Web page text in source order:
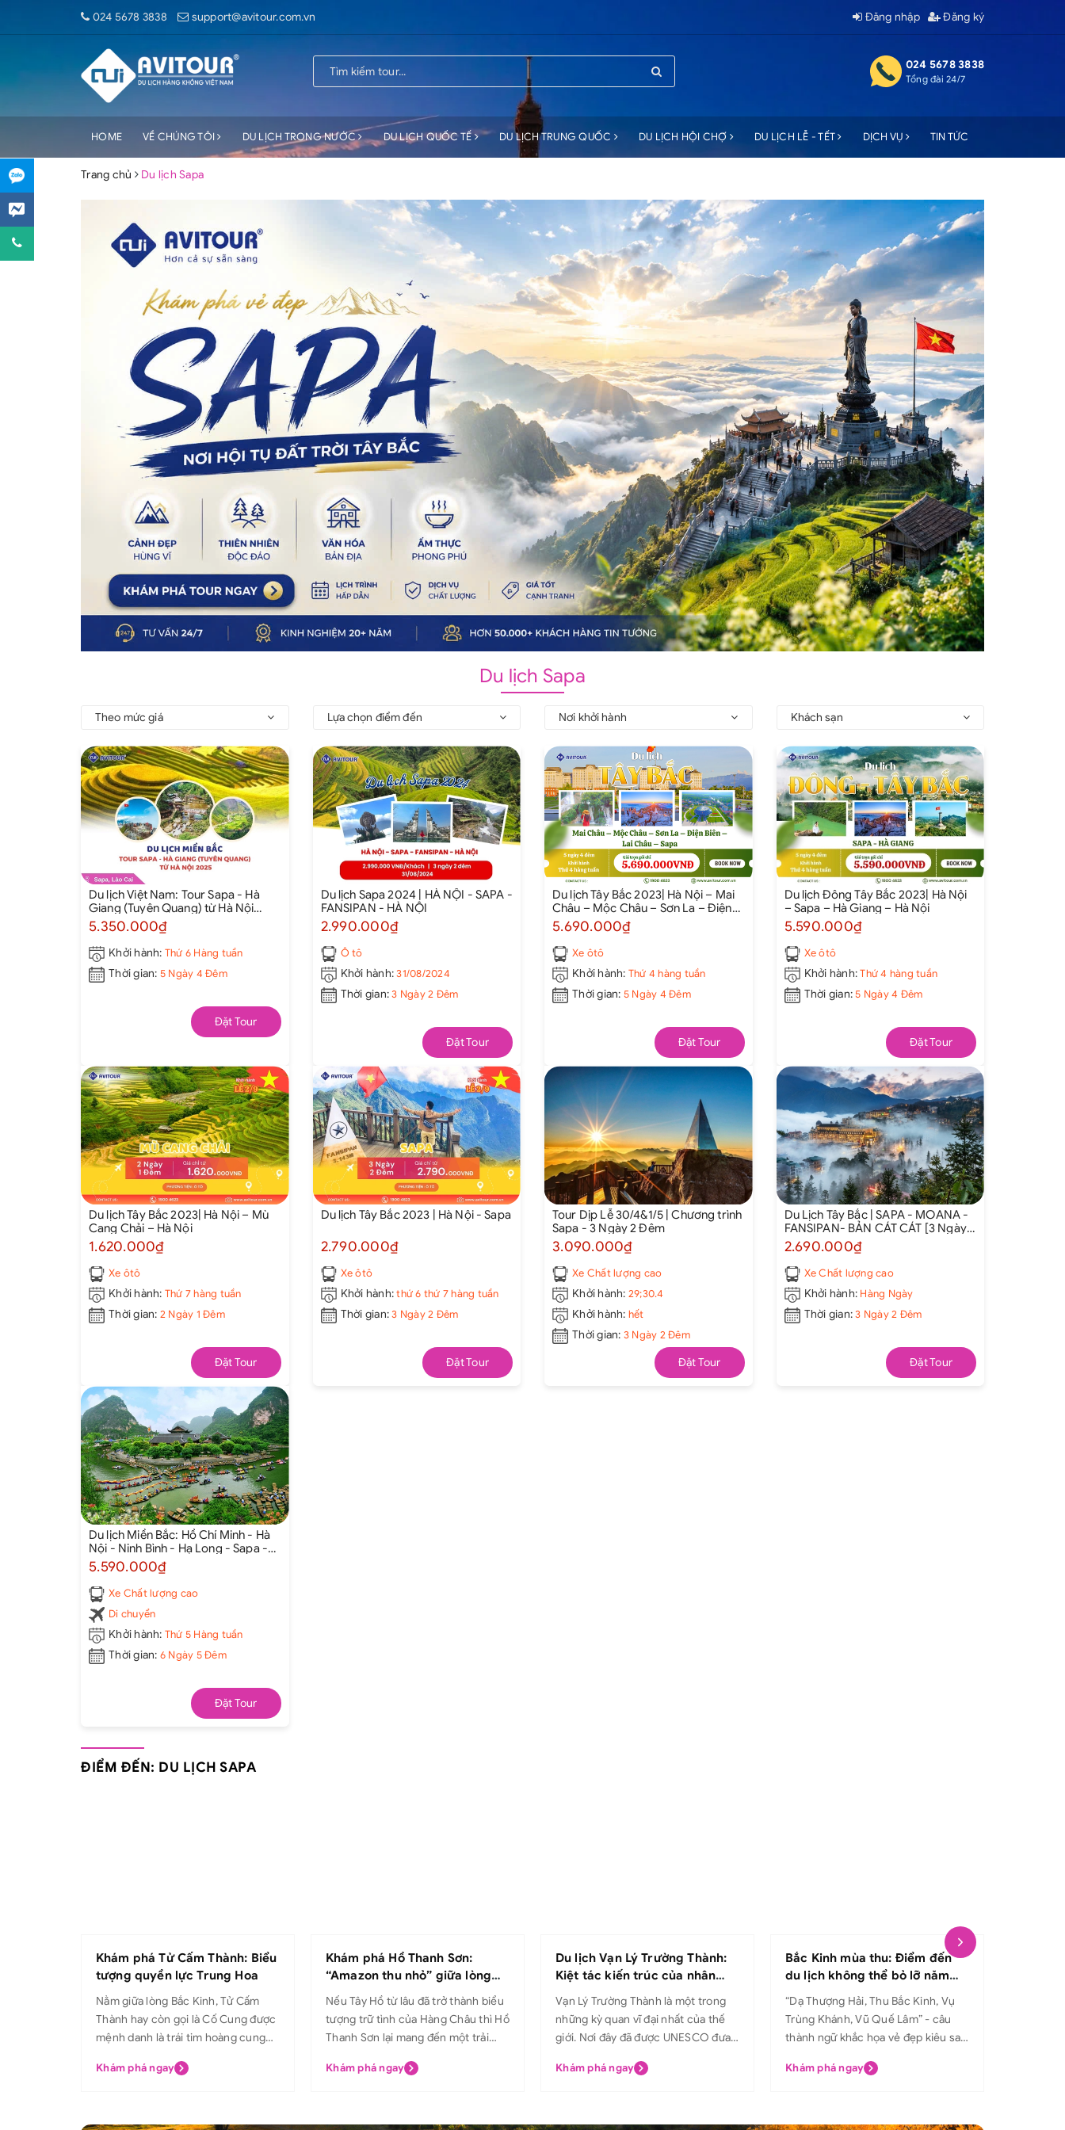
024 5678 3838 support@avitour.com.vn Đăng nhập Đăng ký
024 5678 3838
Tổng đài 24/7
HOME VỀ CHÚNG TÔI DU LỊCH TRONG NƯỚC DU LỊCH QUỐC TẾ DU LỊCH TRUNG QUỐC DU LỊCH HỘI CHỢ DU LỊCH LỄ - TẾT DỊCH VỤ TIN TỨC
Trang chủ Du lịch Sapa
Du lịch Sapa
Theo mức giá Lựa chọn điểm đến Nơi khởi hành Khách sạn
Du lịch Việt Nam: Tour Sapa - Hà
Giang (Tuyên Quang) từ Hà Nội
2025
5.350.000₫
Khởi hành: Thứ 6 Hàng tuần
Thời gian: 5 Ngày 4 Đêm
Đặt Tour
Du lịch Sapa 2024 | HÀ NỘI - SAPA -
FANSIPAN - HÀ NỘI
2.990.000₫
Ô tô
Khởi hành:31/08/2024
Thời gian:3 Ngày 2 Đêm
Đặt Tour
Du lịch Tây Bắc 2023| Hà Nội – Mai
Châu – Mộc Châu – Sơn La – Điện
Biên – Lai Châu – Sapa – Hà Nội
5.690.000₫
Xe ôtô
Khởi hành: Thứ 4 hàng tuần
Thời gian: 5 Ngày 4 Đêm
Đặt Tour
Du lịch Đông Tây Bắc 2023| Hà Nội
– Sapa – Hà Giang – Hà Nội
5.590.000₫
Xe ôtô
Khởi hành:Thứ 4 hàng tuần
Thời gian:5 Ngày 4 Đêm
Đặt Tour
Du lịch Tây Bắc 2023| Hà Nội – Mù
Cang Chải – Hà Nội
1.620.000₫
Xe ôtô
Khởi hành: Thứ 7 hàng tuần
Thời gian: 2 Ngày 1 Đêm
Đặt Tour
Du lịch Tây Bắc 2023 | Hà Nội - Sapa
2.790.000₫
Xe ôtô
Khởi hành:thứ 6 thứ 7 hàng tuần
Thời gian:3 Ngày 2 Đêm
Đặt Tour
Tour Dịp Lễ 30/4&1/5 | Chương trình
Sapa - 3 Ngày 2 Đêm
3.090.000₫
Xe Chất lượng cao
Khởi hành: 29;30.4
Khởi hành: hết
Thời gian: 3 Ngày 2 Đêm
Đặt Tour
Du Lịch Tây Bắc | SAPA - MOANA -
FANSIPAN- BẢN CÁT CÁT [3 Ngày 2
Đêm] - Khởi hành từ Hà Nội
2.690.000₫
Xe Chất lượng cao
Khởi hành: Hàng Ngày
Thời gian:3 Ngày 2 Đêm
Đặt Tour
Du lịch Miền Bắc: Hồ Chí Minh - Hà
Nội - Ninh Bình - Hạ Long - Sapa -
Fansipan [6 Ngày 5 Đêm]
5.590.000₫
Xe Chất lượng cao
Di chuyển
Khởi hành: Thứ 5 Hàng tuần
Thời gian: 6 Ngày 5 Đêm
Đặt Tour
ĐIỂM ĐẾN: DU LỊCH SAPA
Khám phá Tử Cấm Thành: Biểu
tượng quyền lực Trung Hoa
Nằm giữa lòng Bắc Kinh, Tử Cấm
Thành hay còn gọi là Cố Cung được
mệnh danh là trái tim hoàng cung
từ triều Minh đến triều Thanh từng
Khám phá ngay
Khám phá Hồ Thanh Sơn:
“Amazon thu nhỏ” giữa lòng
Hàng Châu
Nếu Tây Hồ từ lâu đã trở thành biểu
tượng trữ tình của Hàng Châu thì Hồ
Thanh Sơn lại mang đến một trải
mệnh danh là “rừng Amazon thu
Khám phá ngay
Du lịch Vạn Lý Trường Thành:
Kiệt tác kiến trúc của nhân
Vạn Lý Trường Thành là một trong
những kỳ quan vĩ đại nhất của thế
giới. Nơi đây đã được UNESCO đưa
năm 1987. Vạn Lý Trường Thành uốn
Khám phá ngay
Bắc Kinh mùa thu: Điểm đến
du lịch không thể bỏ lỡ năm
“Dạ Thượng Hải, Thu Bắc Kinh, Vụ
Trùng Khánh, Vũ Quế Lâm” - câu
thành ngữ khắc họa vẻ đẹp kiêu sa
Hoa. Trong đó, Bắc Kinh mùa thu
Khám phá ngay